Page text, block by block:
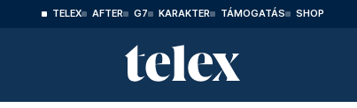
TELEX AFTER G7 KARAKTER TÁMOGATÁS SHOP